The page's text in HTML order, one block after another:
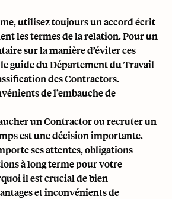
utilisez toujours un accord écrit
les termes de la relation. Pour un
sur la manière d’éviter ces
guide du Département du Travail
des Contractors.
de l’embauche de
un Contractor ou recruter un
est une décision importante.
ses attentes, obligations
à long terme pour votre
il est crucial de bien
et inconvénients de